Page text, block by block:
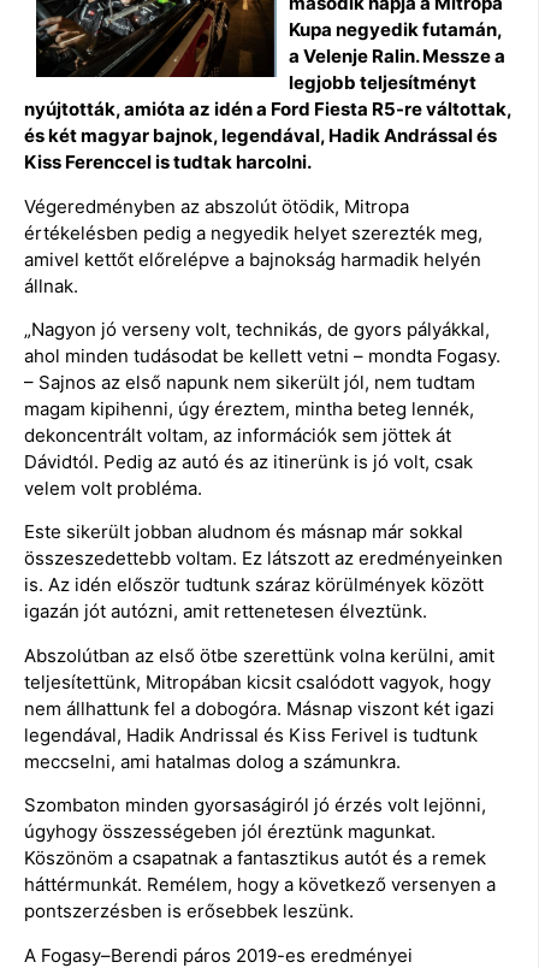
Kupa negyedik futamán,
a Velenje Ralin. Messze a
legjobb teljesítményt
nyújtották, amióta az idén a Ford Fiesta R5-re váltottak,
és két magyar bajnok, legendával, Hadik Andrással és
Kiss Ferenccel is tudtak harcolni.
Végeredményben az abszolút ötödik, Mitropa
értékelésben pedig a negyedik helyet szerezték meg,
amivel kettőt előrelépve a bajnokság harmadik helyén
állnak.
„Nagyon jó verseny volt, technikás, de gyors pályákkal,
ahol minden tudásodat be kellett vetni – mondta Fogasy.
– Sajnos az első napunk nem sikerült jól, nem tudtam
magam kipihenni, úgy éreztem, mintha beteg lennék,
dekoncentrált voltam, az információk sem jöttek át
Dávidtól. Pedig az autó és az itinerünk is jó volt, csak
velem volt probléma.
Este sikerült jobban aludnom és másnap már sokkal
összeszedettebb voltam. Ez látszott az eredményeinken
is. Az idén először tudtunk száraz körülmények között
igazán jót autózni, amit rettenetesen élveztünk.
Abszolútban az első ötbe szerettünk volna kerülni, amit
teljesítettünk, Mitropában kicsit csalódott vagyok, hogy
nem állhattunk fel a dobogóra. Másnap viszont két igazi
legendával, Hadik Andrissal és Kiss Ferivel is tudtunk
meccselni, ami hatalmas dolog a számunkra.
Szombaton minden gyorsaságiról jó érzés volt lejönni,
úgyhogy összességeben jól éreztünk magunkat.
Köszönöm a csapatnak a fantasztikus autót és a remek
háttérmunkát. Remélem, hogy a következő versenyen a
pontszerzésben is erősebbek leszünk.
A Fogasy–Berendi páros 2019-es eredményei